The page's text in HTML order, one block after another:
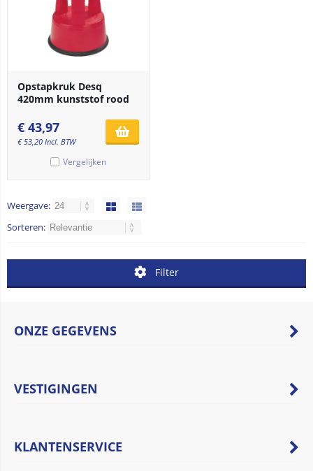
Opstapkruk Desq
420mm kunststof rood
€ 43,97
€53,20 Incl. BTW
Vergelijken
Weergave:
Sorteren:
Filter
ONZE GEGEVENS
VESTIGINGEN
KLANTENSERVICE